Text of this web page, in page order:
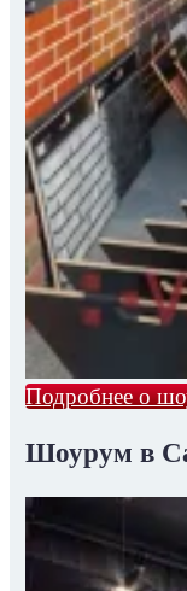
Подробнее о
Шоурум в